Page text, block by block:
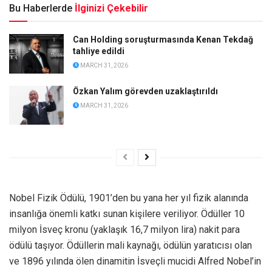
Bu Haberlerde İlginizi Çekebilir
Can Holding soruşturmasında Kenan Tekdağ
tahliye edildi
MARCH 31, 2026
Özkan Yalım görevden uzaklaştırıldı
MARCH 31, 2026
Nobel Fizik Ödülü, 1901’den bu yana her yıl fizik alanında
insanlığa önemli katkı sunan kişilere veriliyor. Ödüller 10
milyon İsveç kronu (yaklaşık 16,7 milyon lira) nakit para
ödülü taşıyor. Ödüllerin mali kaynağı, ödülün yaratıcısı olan
ve 1896 yılında ölen dinamitin İsveçli mucidi Alfred Nobel’in